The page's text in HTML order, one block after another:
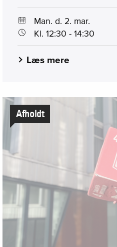
Man. d. 2. mar.
Kl. 12:30 - 14:30
Læs mere
Afholdt